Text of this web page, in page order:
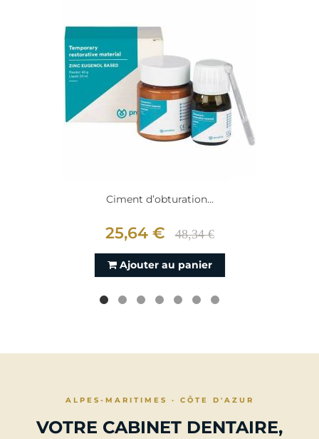
Ciment d’obturation...
25,64 € 48,34 €
Ajouter au panier
ALPES-MARITIMES · CÔTE D'AZUR
VOTRE CABINET DENTAIRE,